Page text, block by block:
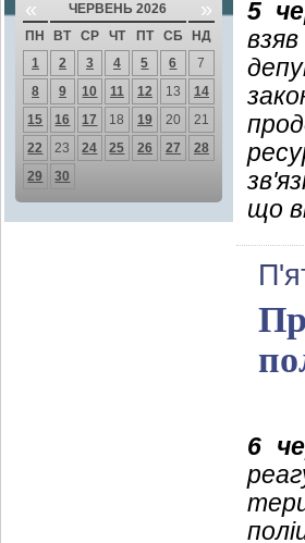
« ЧЕРВЕНЬ 2026 »
ПН ВТ СР ЧТ ПТ СБ
НД
1
2 3 4 5 6
7
8
9 10 11 12 13
14
15
16 17 18 19 20
21
22
23 24 25 26 27
28
29
30
5
що
6